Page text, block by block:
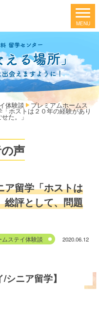
体験談 プレミアムホームス
「ホストは２０年の経験があり
た。」
声
ア留学「ホストは
総評として、問題
ムステイ体験談 2020.06.12
/シニア留学】